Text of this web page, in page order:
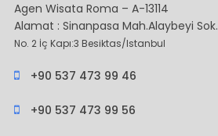
Agen Wisata Roma – A-13114
Alamat : Sinanpasa Mah.Alaybeyi Sok.
No. 2 İç Kapı:3 Besiktas/Istanbul
+90 537 473 99 46
+90 537 473 99 56